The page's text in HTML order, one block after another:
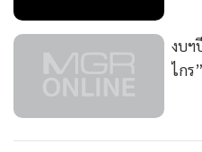
ความเป็นห่วงสถานการณ์บ้านเ
รัฐบาลไม่จริงใจในการแก้ปัญหา
ร้องรัฐบาล อย่าใช้ความรุนแรง
ด้าน น.ส.รสนา โตสิตระกูล เสน
งบฯ
ไกร